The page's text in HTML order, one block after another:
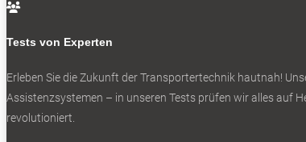

Tests von Experten
Erleben Sie die Zukunft der Transportertechnik hautnah!
Assistenzsystemen – in unseren Tests prüfen wir alles auf
revolutioniert.